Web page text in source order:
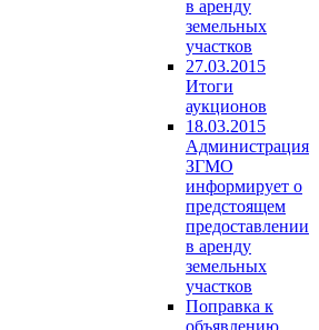
в аренду
земельных
участков
27.03.2015
Итоги
аукционов
18.03.2015
Администрация
ЗГМО
информирует о
предстоящем
предоставлении
в аренду
земельных
участков
Поправка к
объявлению